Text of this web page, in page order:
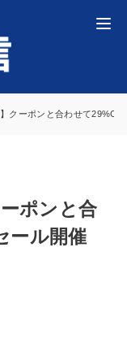
クーポンと合わせて
ポンと合
ール開催